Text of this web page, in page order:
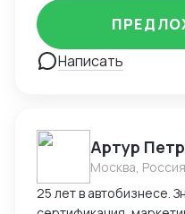
организация и
консультирование и
внедрения ВЭД в
сопровождение
Написать
Артур
Москва, Россия
25 лет в автобизнесе.